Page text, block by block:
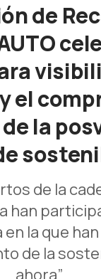
de
el
la
de la
han
la que
de la
ahora”